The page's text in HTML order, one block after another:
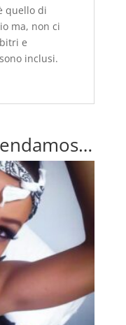
quello di
ma, non ci
e
inclusi.